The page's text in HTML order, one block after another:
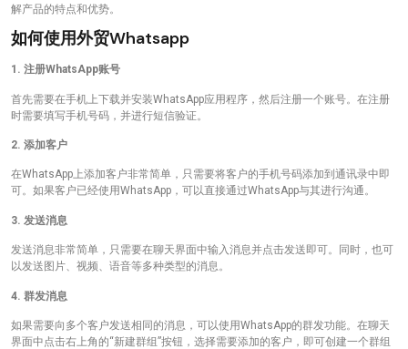
解产品的特点和优势。
如何使用外贸whatsapp
1. 注册WhatsApp账号
首先需要在手机上下载并安装WhatsApp应用程序，然后注册一个账号。在注册
时需要填写手机号码，并进行短信验证。
2. 添加客户
在WhatsApp上添加客户非常简单，只需要将客户的手机号码添加到通讯录中即
可。如果客户已经使用WhatsApp，可以直接通过WhatsApp与其进行沟通。
3. 发送消息
发送消息非常简单，只需要在聊天界面中输入消息并点击发送即可。同时，也可
以发送图片、视频、语音等多种类型的消息。
4. 群发消息
如果需要向多个客户发送相同的消息，可以使用WhatsApp的群发功能。在聊天
界面中点击右上角的“新建群组”按钮，选择需要添加的客户，即可创建一个群组